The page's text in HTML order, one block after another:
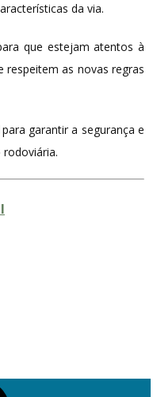
da via.
que estejam atentos à
respeitem as novas regras
garantir a segurança e